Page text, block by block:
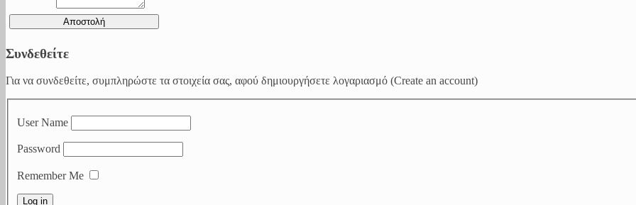
Συνδεθείτε
Για να συνδεθείτε, συμπληρώστε τα στοιχεία σας, αφού δημιουργήσετε λογαριασμό (Create an account)
User Name
Password
Remember Me